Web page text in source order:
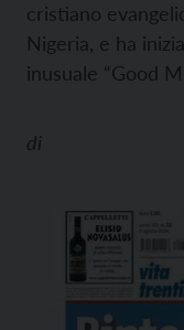
cristiano
Nigeria, e ha
inusuale “Good
di